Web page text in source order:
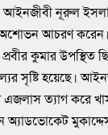
আইনজীবী নূরুল
আচরণ
কুমার উপস্থিত
সৃষ্টি হয়েছে।
এজলাস ত্যাগ করে
অ্যাডভোকেট